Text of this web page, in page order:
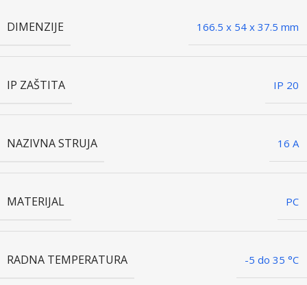
DIMENZIJE 166.5 x 54 x 37.5 mm
IP ZAŠTITA IP 20
NAZIVNA STRUJA 16 A
MATERIJAL PC
RADNA TEMPERATURA -5 do 35 °C